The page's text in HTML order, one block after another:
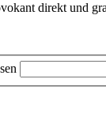
direkt und